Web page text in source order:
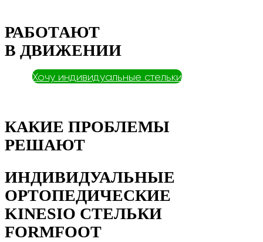
РАБОТАЮТ
В ДВИЖЕНИИ
Хочу индивидуальные стельки
КАКИЕ ПРОБЛЕМЫ
РЕШАЮТ
ИНДИВИДУАЛЬНЫЕ
ОРТОПЕДИЧЕСКИЕ
KINESIO СТЕЛЬКИ
FORMFOOT